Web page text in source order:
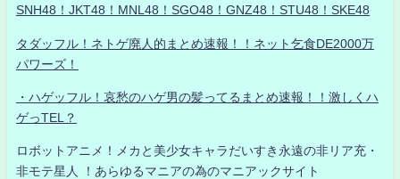
SNH48！JKT48！MNL48！SGO48！GNZ48！STU48！SKE48
タダッフル！ネトゲ廃人的まとめ速報！！ネット乞食DE2000万
パワーズ！
・ハゲッフル！哀愁のハゲ男の髪ってるまとめ速報！！激しくハ
ゲっTEL？
ロボットアニメ！メカと美少女キャラだいすき永遠の非リア充・
非モテ星人 ！あらゆるマニアの為のマニアックサイト